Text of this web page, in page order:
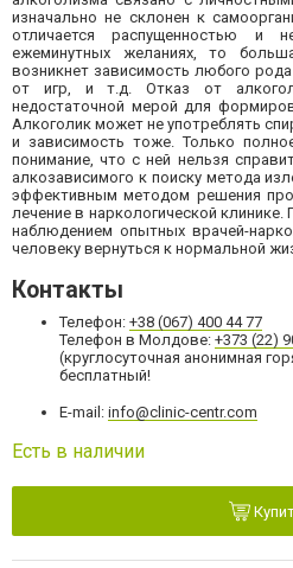
изначально не склонен к
отличается распущенностью и
ежеминутных желаниях, то
возникнет зависимость любого
от игр, и т.д. Отказ от
недостаточной мерой для
Алкоголик может не употреблять
и зависимость тоже. Только
понимание, что с ней нельзя
алкозависимого к поиску метода
эффективным методом решения
лечение в наркологической
наблюдением опытных врачей-
человеку вернуться к нормальной
Контакты
Телефон: +38 (067) 400 44 77
Телефон в Молдове: +373 (22)
(круглосуточная анонимная
бесплатный!
E-mail: info@clinic-centr.com
Есть в наличии